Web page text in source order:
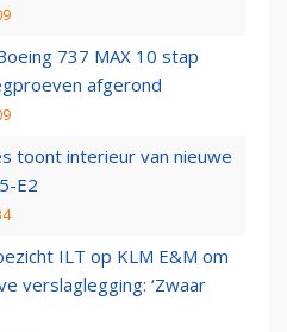
737 MAX 10 stap
afgerond
toont interieur van nieuwe
E2
ILT op KLM E&M om
verslaglegging: ‘Zwaar